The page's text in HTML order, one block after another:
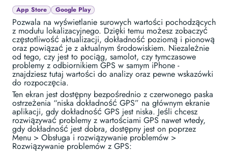
App Store Google Play
Pozwala na wyświetlanie surowych wartości pochodzących
z modułu lokalizacyjnego. Dzięki temu możesz zobaczyć
częstotliwość aktualizacji, dokładność poziomą i pionową
oraz powiązać je z aktualnym środowiskiem. Niezależnie
od tego, czy jest to pociąg, samolot, czy tymczasowe
problemy z odbiornikiem GPS w samym iPhone -
znajdziesz tutaj wartości do analizy oraz pewne wskazówki
do rozpoczęcia.
Ten ekran jest dostępny bezpośrednio z czerwonego paska
ostrzeżenia “niska dokładność GPS” na głównym ekranie
aplikacji, gdy dokładność GPS jest niska. Jeśli chcesz
rozwiązywać problemy z wartościami GPS nawet wtedy,
gdy dokładność jest dobra, dostępny jest on poprzez
Menu > Obsługa i rozwiązywanie problemów >
Rozwiązywanie problemów z GPS: